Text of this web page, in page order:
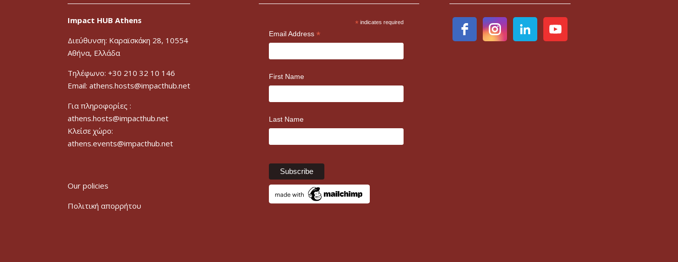
Impact HUB Athens
Διεύθυνση: Καραϊσκάκη 28, 10554
Αθήνα, Ελλάδα
Τηλέφωνο: +30 210 32 10 146
Email: athens.hosts@impacthub.net
Για πληροφορίες :
athens.hosts@impacthub.net
Κλείσε χώρο:
athens.events@impacthub.net
Our policies
Πολιτική απορρήτου
* indicates required
Email Address *
First Name
Last Name